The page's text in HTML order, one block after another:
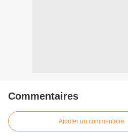
Commentaires
Ajouter un commentaire